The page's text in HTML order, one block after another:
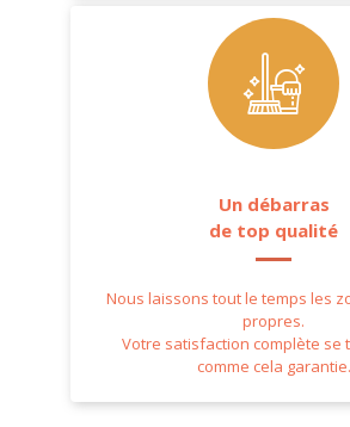
Un débarras
de top qualité
Nous laissons tout le temps les
propres.
Votre satisfaction complète se
comme cela garantie.